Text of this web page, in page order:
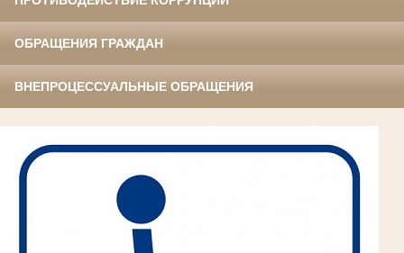
ОБРАЩЕНИЯ ГРАЖДАН
ВНЕПРОЦЕССУАЛЬНЫЕ ОБРАЩЕНИЯ